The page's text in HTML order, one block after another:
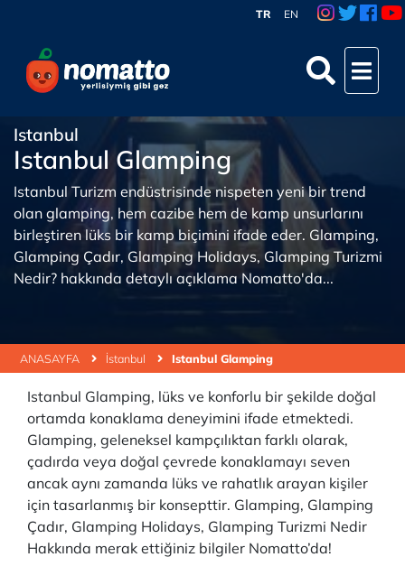
TR EN
ANASAYFA İstanbul Istanbul Glamping
Istanbul
Istanbul Glamping
Istanbul Turizm endüstrisinde nispeten yeni bir trend
olan glamping, hem cazibe hem de kamp unsurlarını
birleştiren lüks bir kamp biçimini ifade eder. Glamping,
Glamping Çadır, Glamping Holidays, Glamping Turizmi
Nedir? hakkında detaylı açıklama Nomatto'da...
Istanbul Glamping, lüks ve konforlu bir şekilde doğal
ortamda konaklama deneyimini ifade etmektedi.
Glamping, geleneksel kampçılıktan farklı olarak,
çadırda veya doğal çevrede konaklamayı seven
ancak aynı zamanda lüks ve rahatlık arayan kişiler
için tasarlanmış bir konsepttir. Glamping, Glamping
Çadır, Glamping Holidays, Glamping Turizmi Nedir
Hakkında merak ettiğiniz bilgiler Nomatto’da!